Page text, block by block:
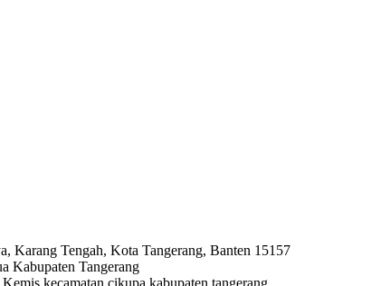
Karang Tengah, Kota Tangerang, Banten 15157
Kabupaten Tangerang